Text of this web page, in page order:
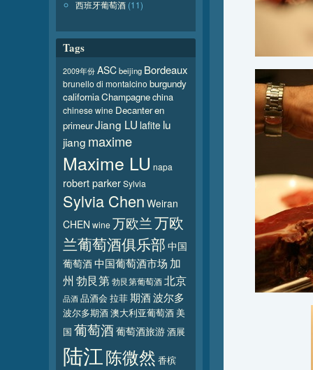
西班牙葡萄酒 (11)
Tags
2009年份 ASCbeijing Bordeaux
brunello di montalcinoburgundy
californiaChampagnechina
chinese wine Decanteren
primeurJiang LU lafite lu
jiang maxime
Maxime LU napa
robert parkerSylvia
Sylvia Chen Weiran
CHEN wine万欧兰万欧
兰葡萄酒俱乐部中国
葡萄酒中国葡萄酒市场 加
州 勃艮第勃艮第葡萄酒北京
品酒品酒会 拉菲期酒波尔多
波尔多期酒澳大利亚葡萄酒美
国 葡萄酒葡萄酒旅游酒展
陆江陈微然 香槟